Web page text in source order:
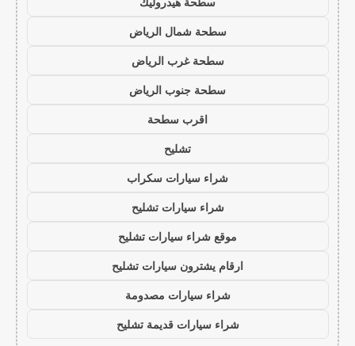
سطحة شمال الرياض
سطحة غرب الرياض
سطحة جنوب الرياض
اقرب سطحة
تشليح
شراء سيارات سكراب
شراء سيارات تشليح
موقع شراء سيارات تشليح
ارقام يشترون سيارات تشليح
شراء سيارات مصدومة
شراء سيارات قديمة تشليح